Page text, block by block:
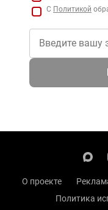
С Политикой
О проекте
Политика